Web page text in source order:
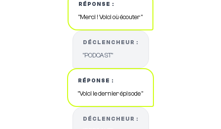
RÉPONSE :
"Merci ! Voici où écouter "
DÉCLENCHEUR :
"PODCAST"
RÉPONSE :
"Voici le dernier épisode "
DÉCLENCHEUR :